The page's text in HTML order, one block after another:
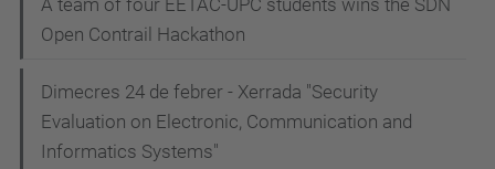
A team of four EETAC-UPC students wins the SDN
Open Contrail Hackathon
Dimecres 24 de febrer - Xerrada "Security
Evaluation on Electronic, Communication and
Informatics Systems"